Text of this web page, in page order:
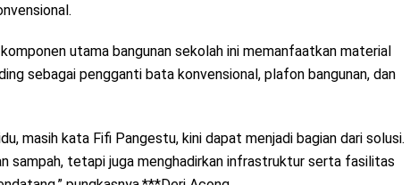
utama bangunan sekolah ini memanfaatkan material
sebagai pengganti bata konvensional, plafon bangunan, dan
masih kata Fifi Pangestu, kini dapat menjadi bagian dari solusi.
sampah, tetapi juga menghadirkan infrastruktur serta fasilitas